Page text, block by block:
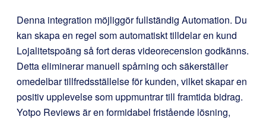
Denna integration möjliggör fullständig Automation. Du
kan skapa en regel som automatiskt tilldelar en kund
Lojalitetspoäng så fort deras videorecension godkänns.
Detta eliminerar manuell spårning och säkerställer
omedelbar tillfredsställelse för kunden, vilket skapar en
positiv upplevelse som uppmuntrar till framtida bidrag.
Yotpo Reviews är en formidabel fristående lösning,